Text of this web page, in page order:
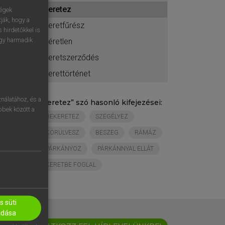
keretez
keretfűrész
kéretlen
keretszerződés
kerettörténet
„ keretez” szó hasonló kifejezései:
BEKERETEZ SZEGÉLYEZ
KÖRÜLVESZ BESZEG RÁMÁZ
PÁRKÁNYOZ PÁRKÁNNYAL ELLÁT
KERETBE FOGLAL
hogy a
hirdetőkkel is
harmadik
és a
között a
süti